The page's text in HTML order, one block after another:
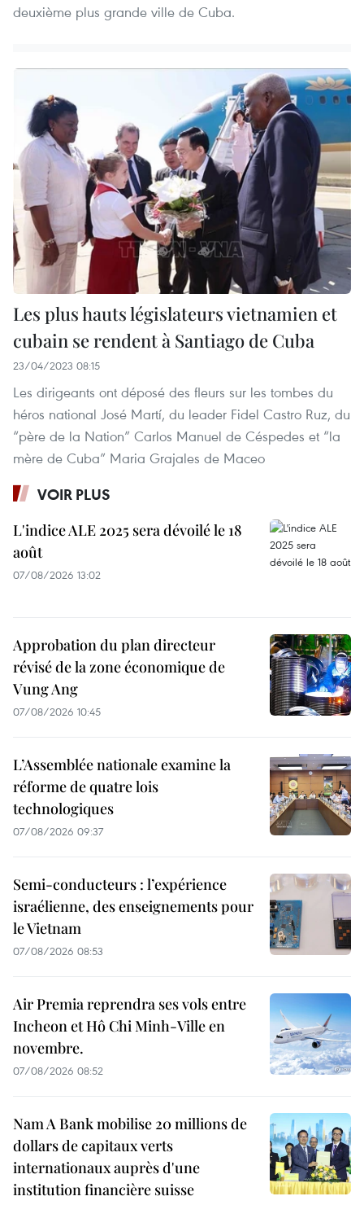
deuxième plus grande ville de Cuba.
Les plus hauts législateurs vietnamien et
cubain se rendent à Santiago de Cuba
23/04/2023 08:15
Les dirigeants ont déposé des fleurs sur les tombes du
héros national José Martí, du leader Fidel Castro Ruz, du
“père de la Nation” Carlos Manuel de Céspedes et “la
mère de Cuba” Maria Grajales de Maceo
VOIR PLUS
L'indice ALE 2025 sera dévoilé le 18
août
07/08/2026 13:02
Approbation du plan directeur
révisé de la zone économique de
Vung Ang
07/08/2026 10:45
L’Assemblée nationale examine la
réforme de quatre lois
technologiques
07/08/2026 09:37
Semi-conducteurs : l’expérience
israélienne, des enseignements pour
le Vietnam
07/08/2026 08:53
Air Premia reprendra ses vols entre
Incheon et Hô Chi Minh-Ville en
novembre.
07/08/2026 08:52
Nam A Bank mobilise 20 millions de
dollars de capitaux verts
internationaux auprès d'une
institution financière suisse